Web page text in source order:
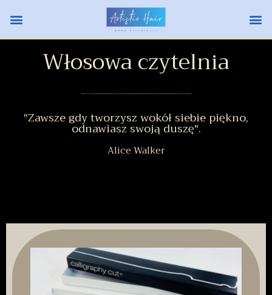
Włosowa czytelnia
"Zawsze gdy tworzysz wokół siebie piękno,
odnawiasz swoją duszę".
Alice Walker